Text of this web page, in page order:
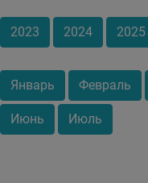
2023 2024 2025
Январь Февраль
Июнь Июль